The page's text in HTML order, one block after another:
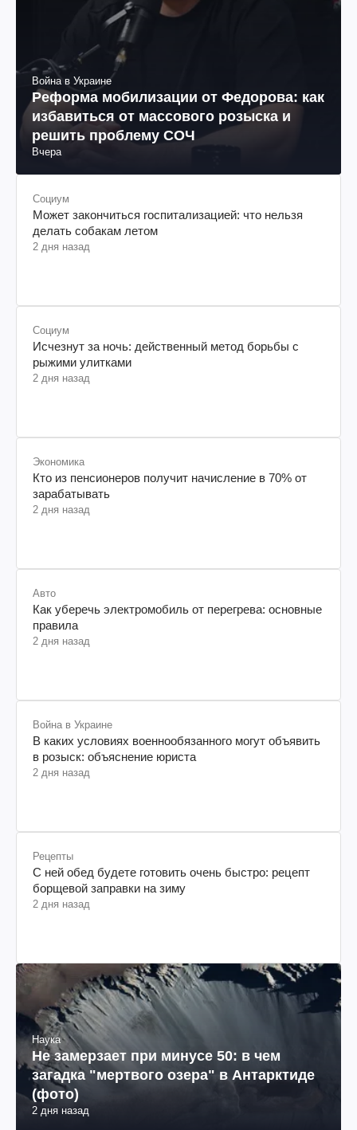
Война в Украине
Реформа мобилизации от Федорова: как
избавиться от массового розыска и
решить проблему СОЧ
Вчера
Социум
Может закончиться госпитализацией: что нельзя
делать собакам летом
2 дня назад
Социум
Исчезнут за ночь: действенный метод борьбы с
рыжими улитками
2 дня назад
Экономика
Кто из пенсионеров получит начисление в 70% от
зарабатывать
2 дня назад
Авто
Как уберечь электромобиль от перегрева: основные
правила
2 дня назад
Война в Украине
В каких условиях военнообязанного могут объявить
в розыск: объяснение юриста
2 дня назад
Рецепты
С ней обед будете готовить очень быстро: рецепт
борщевой заправки на зиму
2 дня назад
Наука
Не замерзает при минусе 50: в чем
загадка "мертвого озера" в Антарктиде
(фото)
2 дня назад